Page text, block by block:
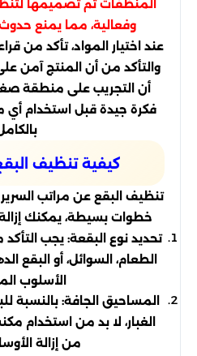
المنظفات تم تصميمها
وفعالية، مما يمنع
عند اختيار المواد، تأكد من
والتأكد من أن المنتج آمن
أن التجريب على منطقة
فكرة جيدة قبل استخدام
كيفية تنظيف
تنظيف البقع عن مراتب السرير
خطوات بسيطة، يمكنك
تحديد نوع البقعة: يجب
الطعام، السوائل، أو البقع
الأسلوب
المساحيق الجافة: بالنسبة
الغبار، لا بد من استخدام
من إزالة